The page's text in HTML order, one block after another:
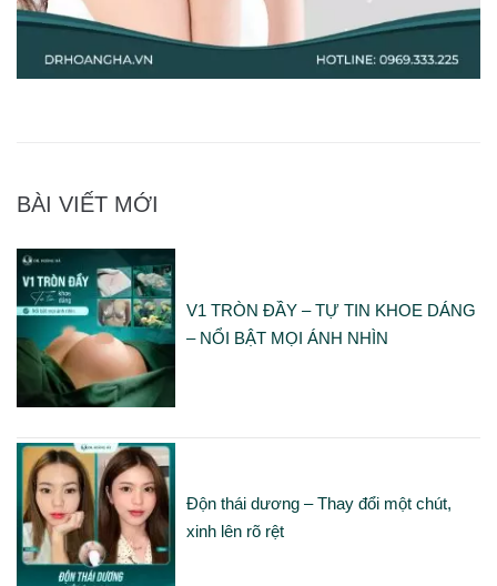
BÀI VIẾT MỚI
V1 TRÒN ĐẦY – TỰ TIN KHOE DÁNG
– NỔI BẬT MỌI ÁNH NHÌN
Độn thái dương – Thay đổi một chút,
xinh lên rõ rệt